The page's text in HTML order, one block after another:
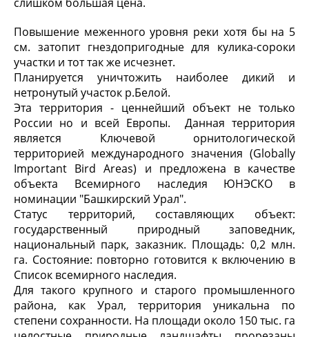
Повышение меженного уровня реки хотя бы на 5
см. затопит гнездопригодные для кулика-сороки
участки и тот так же исчезнет.
Планируется уничтожить наиболее дикий и
нетронутый участок р.Белой.
Эта территория - ценнейший объект не только
России но и всей Европы. Данная территория
является Ключевой орнитологической
территорией международного значения (Globally
Important Bird Areas) и предложена в качестве
объекта Всемирного наследия ЮНЭСКО в
номинации "Башкирский Урал".
Статус территорий, составляющих объект:
государственный природный заповедник,
национальный парк, заказник. Площадь: 0,2 млн.
га. Состояние: повторно готовится к включению в
Список всемирного наследия.
Для такого крупного и старого промышленного
района, как Урал, территория уникальна по
степени сохранности. На площади около 150 тыс. га